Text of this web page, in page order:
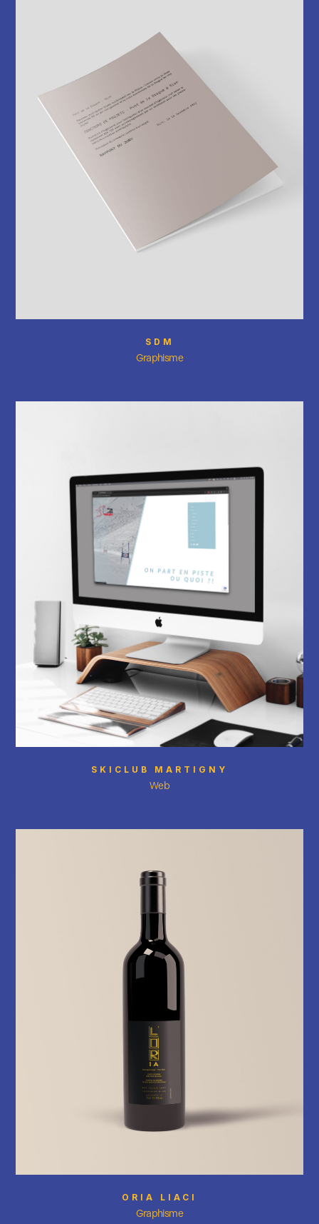
SDM
Graphisme
SKICLUB MARTIGNY
Web
ORIA LIACI
Graphisme